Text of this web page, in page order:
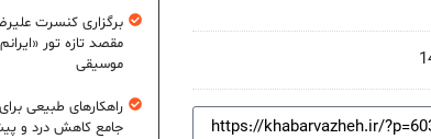
برگزاری کنسرت
مقصد تازه تور
موسیقی
راهکارهای طبیعی
جامع کاهش درد و